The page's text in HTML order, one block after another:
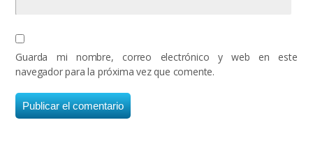
Guarda mi nombre, correo electrónico y web en este
navegador para la próxima vez que comente.